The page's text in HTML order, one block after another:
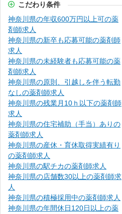
こだわり条件
神奈川県の年収600万円以上可の薬
剤師求人
神奈川県の新卒も応募可能の薬剤師
求人
神奈川県の未経験者も応募可能の薬
剤師求人
神奈川県の原則、引越しを伴う転勤
なしの薬剤師求人
神奈川県の残業月10ｈ以下の薬剤師
求人
神奈川県の住宅補助（手当）ありの
薬剤師求人
神奈川県の産休・育休取得実績有り
の薬剤師求人
神奈川県の駅チカの薬剤師求人
神奈川県の店舗数30以上の薬剤師求
人
神奈川県の積極採用中の薬剤師求人
神奈川県の年間休日120日以上の薬